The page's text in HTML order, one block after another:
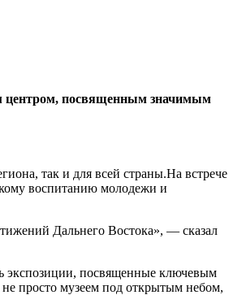
центром, посвященным значимым
так и для всей страны.На встрече
воспитанию молодежи и
Дальнего Востока», — сказал
экспозиции, посвященные ключевым
просто музеем под открытым небом,